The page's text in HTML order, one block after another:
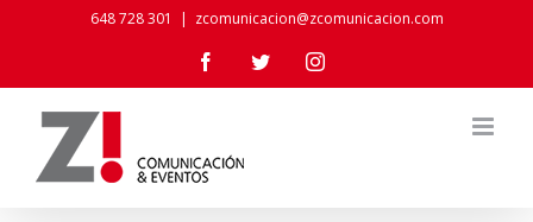
content
648 728 301 | zcomunicacion@zcomunicacion.com
FacebookTwitterInstagram